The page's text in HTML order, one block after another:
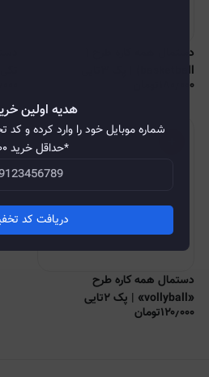
دستمال همه کاره طرح (
۱۸۰٫۰۰۰
دستمال همه کاره طرح
«vollyball» | پک ۲تایی
۱۲۰٫۰۰۰تومان
هدیه اولین
شماره موبایل خود را وارد کرده و
*حداقل خرید ۱۵۰۰
دریافت کد